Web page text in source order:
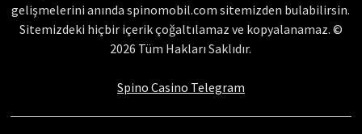
gelişmelerini anında spinomobil.com sitemizden bulabilirsin.
Sitemizdeki hiçbir içerik çoğaltılamaz ve kopyalanamaz. ©
2026 Tüm Hakları Saklıdır.
Spino Casino Telegram